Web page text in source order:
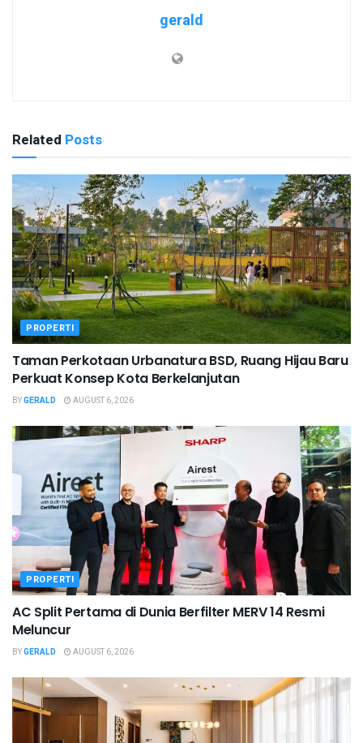
gerald
Related Posts
PROPERTI
Taman Perkotaan Urbanatura BSD, Ruang Hijau Baru
Perkuat Konsep Kota Berkelanjutan
BYGERALD AUGUST 6, 2026
PROPERTI
AC Split Pertama di Dunia Berfilter MERV 14 Resmi
Meluncur
BYGERALD AUGUST 6, 2026